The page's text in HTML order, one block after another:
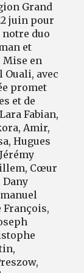
Grand
juin pour
duo
et
Mise en
Ouali, avec
promet
et de
Fabian,
Amir,
Hugues
Cœur
Dany
François,